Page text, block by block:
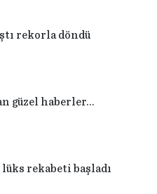
rekorla döndü
güzel haberler…
rekabeti başladı